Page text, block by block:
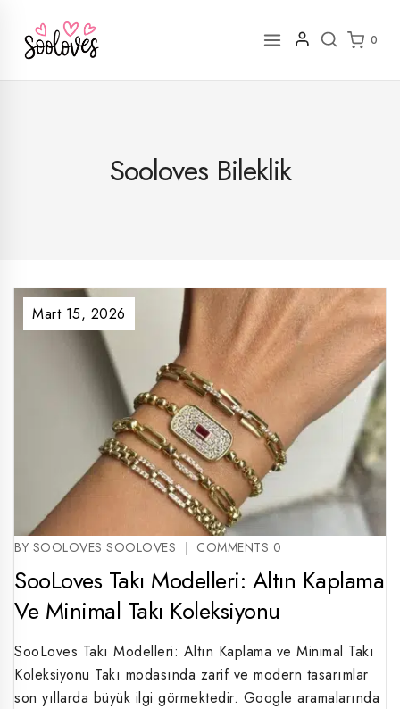
0
Sooloves Bileklik
BY SOOLOVES SOOLOVES
Mart 15, 2026
COMMENTS 0
SooLoves Takı Modelleri: Altın Kaplama
Ve Minimal Takı Koleksiyonu
SooLoves Takı Modelleri: Altın Kaplama ve Minimal Takı
Koleksiyonu Takı modasında zarif ve modern tasarımlar
son yıllarda büyük ilgi görmektedir. Google aramalarında